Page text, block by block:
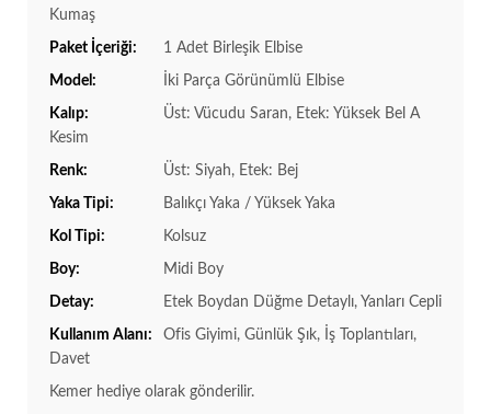
Kumaş
Paket İçeriği: 1 Adet Birleşik Elbise
Model: İki Parça Görünümlü Elbise
Kalıp:
Üst: Vücudu Saran, Etek: Yüksek Bel A
Kesim
Renk: Üst: Siyah, Etek: Bej
Yaka Tipi: Balıkçı Yaka / Yüksek Yaka
Kol Tipi: Kolsuz
Boy: Midi Boy
Detay: Etek Boydan Düğme Detaylı, Yanları Cepli
Kullanım Alanı:
Ofis Giyimi, Günlük Şık, İş Toplantıları,
Davet
Kemer hediye olarak gönderilir.